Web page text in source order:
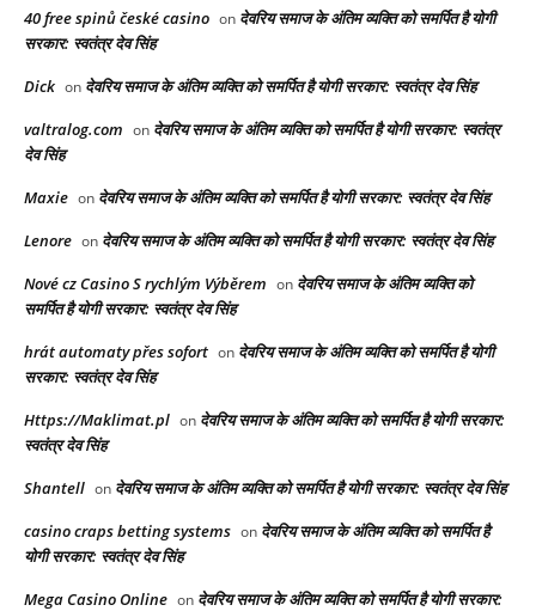
40 free spinů české casino on देवरिय समाज के अंतिम व्यक्ति को समर्पित है योगी
सरकार: स्वतंत्र देव सिंह
Dick on देवरिय समाज के अंतिम व्यक्ति को समर्पित है योगी सरकार: स्वतंत्र देव सिंह
valtralog.com on देवरिय समाज के अंतिम व्यक्ति को समर्पित है योगी सरकार: स्वतंत्र
देव सिंह
Maxie on देवरिय समाज के अंतिम व्यक्ति को समर्पित है योगी सरकार: स्वतंत्र देव सिंह
Lenore on देवरिय समाज के अंतिम व्यक्ति को समर्पित है योगी सरकार: स्वतंत्र देव सिंह
Nové cz Casino S rychlým Výběrem on देवरिय समाज के अंतिम व्यक्ति को
समर्पित है योगी सरकार: स्वतंत्र देव सिंह
hrát automaty přes sofort on देवरिय समाज के अंतिम व्यक्ति को समर्पित है योगी
सरकार: स्वतंत्र देव सिंह
Https://Maklimat.pl on देवरिय समाज के अंतिम व्यक्ति को समर्पित है योगी सरकार:
स्वतंत्र देव सिंह
Shantell on देवरिय समाज के अंतिम व्यक्ति को समर्पित है योगी सरकार: स्वतंत्र देव सिंह
casino craps betting systems on देवरिय समाज के अंतिम व्यक्ति को समर्पित है
योगी सरकार: स्वतंत्र देव सिंह
Mega Casino Online on देवरिय समाज के अंतिम व्यक्ति को समर्पित है योगी सरकार: